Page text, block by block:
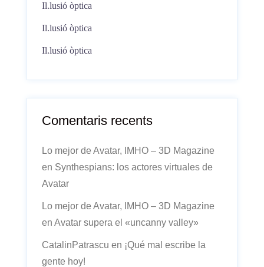
Il.lusió òptica
Il.lusió òptica
Il.lusió òptica
Comentaris recents
Lo mejor de Avatar, IMHO – 3D Magazine
en Synthespians: los actores virtuales de
Avatar
Lo mejor de Avatar, IMHO – 3D Magazine
en Avatar supera el «uncanny valley»
CatalinPatrascu en ¡Qué mal escribe la
gente hoy!